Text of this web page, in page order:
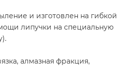
и изготовлен на гибкой
липучки на специальную
алмазная фракция,